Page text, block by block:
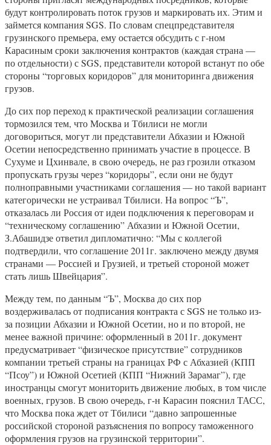
будут контролировать поток грузов и маркировать их. Этим и
займется компания SGS. По словам спецпредставителя
грузинского премьера, ему остается обсудить с г-ном
Карасиным сроки заключения контрактов (каждая страна —
по отдельности) с SGS, представители которой встанут по обе
стороны “торговых коридоров” для мониторинга движения
грузов.
До сих пор переход к практической реализации соглашения
тормозился тем, что Москва и Тбилиси не могли
договориться, могут ли представители Абхазии и Южной
Осетии непосредственно принимать участие в процессе. В
Сухуме и Цхинвале, в свою очередь, не раз грозили отказом
пропускать грузы через “коридоры”, если они не будут
полноправными участниками соглашения — но такой вариант
категорически не устраивал Тбилиси. На вопрос “Ъ”,
отказалась ли Россия от идеи подключения к переговорам и
“техническому соглашению” Абхазии и Южной Осетии,
З.Абашидзе ответил дипломатично: “Мы с коллегой
подтвердили, что соглашение 2011г. заключено между двумя
странами — Россией и Грузией, и третьей стороной может
стать лишь Швейцария”.
Между тем, по данным “Ъ”, Москва до сих пор
воздерживалась от подписания контракта с SGS не только из-
за позиции Абхазии и Южной Осетии, но и по второй, не
менее важной причине: оформленный в 2011г. документ
предусматривает “физическое присутствие” сотрудников
компании третьей страны на границах РФ с Абхазией (КПП
“Псоу”) и Южной Осетией (КПП “Нижний Зарамаг”), где
иностранцы смогут мониторить движение любых, в том числе
военных, грузов. В свою очередь, г-н Карасин пояснил ТАСС,
что Москва пока ждет от Тбилиси “давно запрошенные
российской стороной разъяснения по вопросу таможенного
оформления грузов на грузинской территории”.